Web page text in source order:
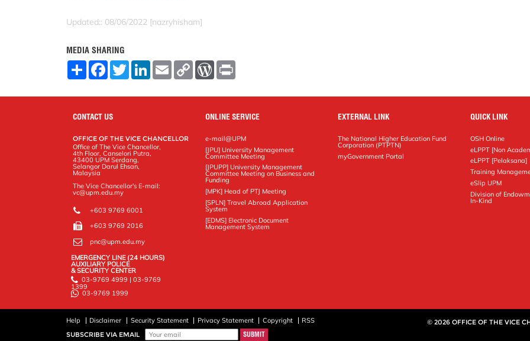
Updated:: 08/06/2022 [nazryhisham]
MEDIA SHARING
S
F
o
o
T
w
L
E
m
C
W
r
e
s
CONTACT US
OFFICE OF THE VICE CHANCELLOR
Office of The Vice Chancellor,
4th Floor, Canselori Putra,
43400 UPM Serdang,
Selangor Darul Ehsan,
Malaysia
The Vice Chancellor's E-mail:
vc@upm.edu.my
+603 9769 6001
+603 9769 2016
pnc@upm.edu.my
EMERGENCY LINE (24 HOURS)
AUXILIARY POLICE
& SECURITY CENTER
03-9769 4999 | 03-9769
1399
03-9769 1999
ONLINE SERVICE
e-mail@UPM
[JPU] University Management
Committee Meeting
[JPUPP] University Management
Committee Meeting on Business and
Funding
[MPK] Head of PTJ Meeting
[SPLN] Travel Abroad Application
System
[EDMS] Electronic Document
Management System
EXTERNAL LINK
The National Higher Education Fund
Corporation (PTPTN)
myGovernment Portal
QUICK LINK
OSH Online
eLPPT [Non
eLPPT [Pelaksana]
Training
eSlip UPM
Division of
In-Kind
Help Disclaimer Security Statement Privacy Statement Copyright
RSS
SUBSCRIBE VIA EMAIL
© 2026 OFFICE OF THE VICE